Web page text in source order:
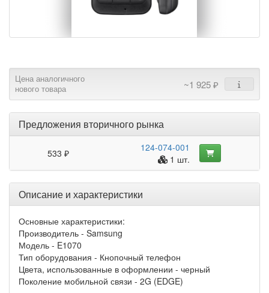
Цена аналогичного
нового товара
~1 925 ₽
Предложения вторичного рынка
533 ₽
124-074-001
1 шт.
Описание и характеристики
Основные характеристики:
Производитель - Samsung
Модель - E1070
Тип оборудования - Кнопочный телефон
Цвета, использованные в оформлении - черный
Поколение мобильной связи - 2G (EDGE)